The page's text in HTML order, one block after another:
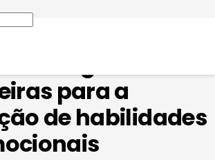
para a
de habilidades